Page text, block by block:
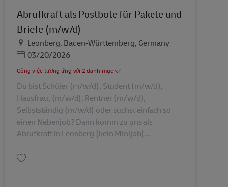
Abrufkraft als Postbote für Pakete und
Briefe (m/w/d)
Địa điểm
Leonberg, Baden-Württemberg, Germany
Posted Date
03/20/2026
Công việc tương ứng với 2 danh mục
Du bist Schüler (m/w/d), Student (m/w/d),
Hausfrau, (m/w/d), Rentner (m/w/d),
Selbstständig (m/w/d) oder suchst einfach so
einen Nebenjob? Dann komm zu uns als
Abrufkraft in Leonberg (kein Minijob)...